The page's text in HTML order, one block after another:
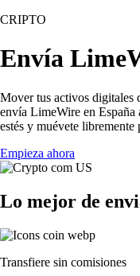
CRIPTO
Envía
Mover tus activos digitales
envía LimeWire en España
estés y muévete
Empieza ahora
Lo mejor de
Transfiere sin comisiones